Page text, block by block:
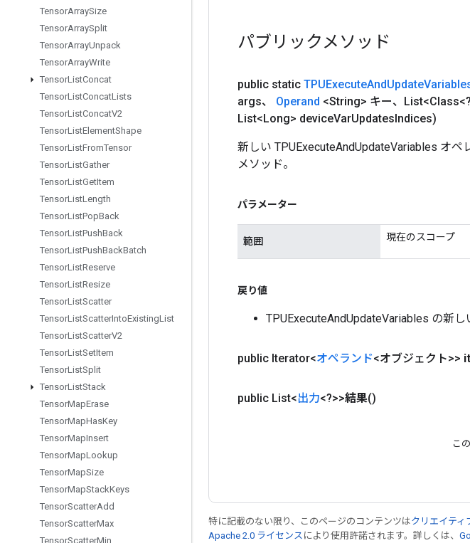
TensorArraySize
TensorArraySplit
TensorArrayUnpack
TensorArrayWrite
TensorListConcat
TensorListConcatLists
TensorListConcatV2
TensorListElementShape
TensorListFromTensor
TensorListGather
TensorListGetItem
TensorListLength
TensorListPopBack
TensorListPushBack
TensorListPushBackBatch
TensorListReserve
TensorListResize
TensorListScatter
TensorListScatterIntoExistingList
TensorListScatterV2
TensorListSetItem
TensorListSplit
TensorListStack
TensorMapErase
TensorMapHasKey
TensorMapInsert
TensorMapLookup
TensorMapSize
TensorMapStackKeys
TensorScatterAdd
TensorScatterMax
TensorScatterMin
パブリックメソッド
public static TPUExecuteAndUpdate
args、 Operand <String> キー、
List<Long> deviceVarUpdatesIndices)
新しい TPUExecuteAndUpdateVariables オ
メソッド。
パラメーター
範囲 現在のスコープ
戻り値
TPUExecuteAndUpdateVariables の新
public Iterator<オペランド<オブジェクト>>
public List<出力<?>>結果()
こ
特に記載のない限り、このページのコンテンツはクリエイティ
Apache 2.0 ライセンス により使用許諾されます。詳しくは、